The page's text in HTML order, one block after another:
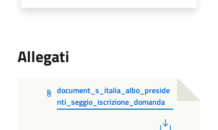
Allegati
document_s_italia_albo_preside
nti_seggio_iscrizione_domanda